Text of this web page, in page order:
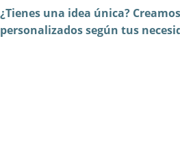
¿Tienes una idea única?
personalizados según tus